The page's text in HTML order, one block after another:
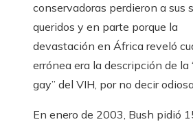
conservadoras perdieron a sus
queridos y en parte porque la
devastación en África reveló
errónea era la descripción de la
gay” del VIH, por no decir
En enero de 2003, Bush pidió